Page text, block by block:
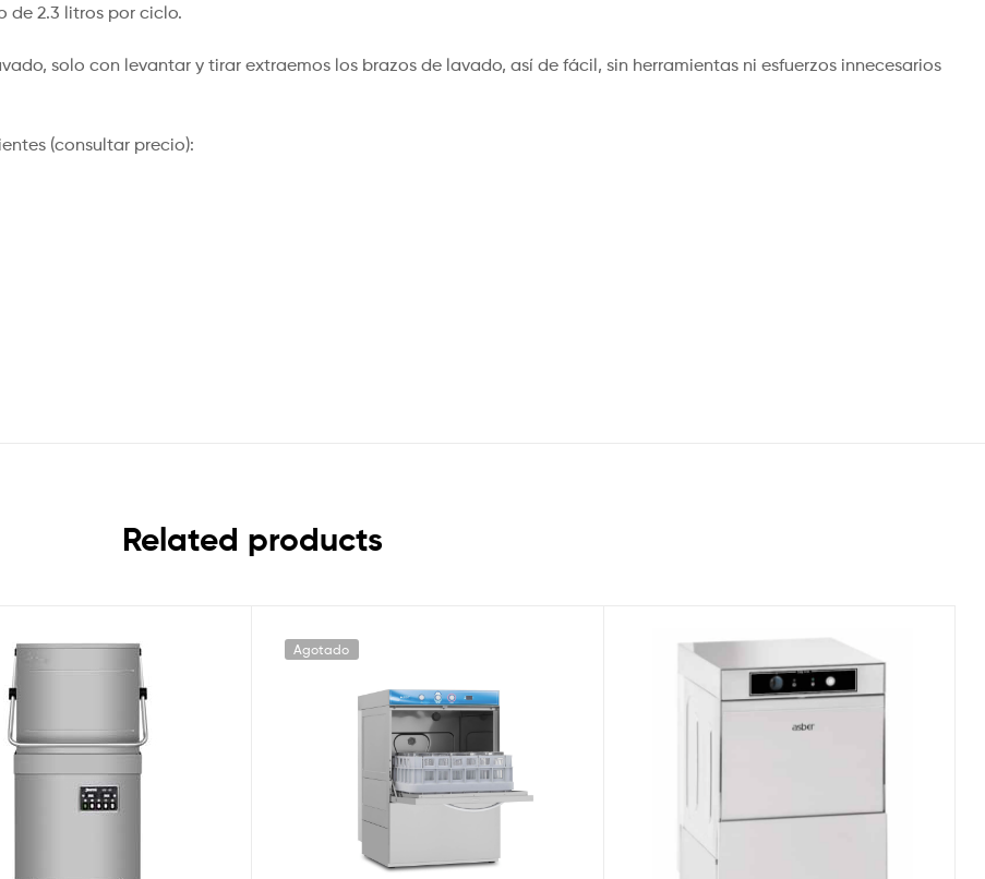
de 2.3 litros por ciclo.
solo con levantar y tirar extraemos los brazos de lavado, así de fácil, sin herramientas ni esfuerzos innecesarios
(consultar precio):
Related products
Agotado